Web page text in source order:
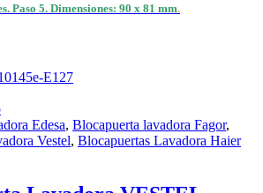
Paso 5. Dimensiones: 90 x 81 mm.
E127
Edesa, Blocapuerta lavadora Fagor,
Vestel, Blocapuertas Lavadora Haier